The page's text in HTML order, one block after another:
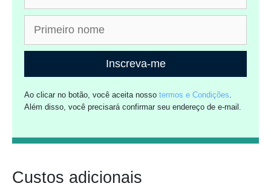
Inscreva-me
Ao clicar no botão, você aceita nossotermos e Condições.
Além disso, você precisará confirmar seu endereço de e-mail.
Custos adicionais